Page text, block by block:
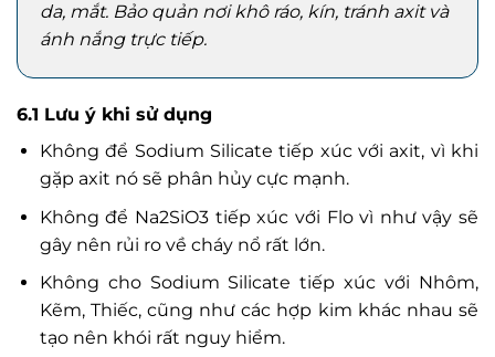
da, mắt. Bảo quản nơi khô ráo, kín, tránh axit và
ánh nắng trực tiếp.
6.1 Lưu ý khi sử dụng
Không để Sodium Silicate tiếp xúc với axit, vì khi
gặp axit nó sẽ phân hủy cực mạnh.
Không để Na2SiO3 tiếp xúc với Flo vì như vậy sẽ
gây nên rủi ro về cháy nổ rất lớn.
Không cho Sodium Silicate tiếp xúc với Nhôm,
Kẽm, Thiếc, cũng như các hợp kim khác nhau sẽ
tạo nên khói rất nguy hiểm.